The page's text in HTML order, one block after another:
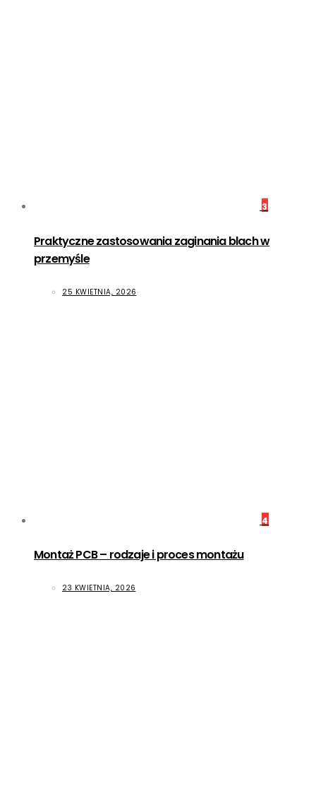
3
Praktyczne zastosowania zaginania blach w
przemyśle
25 KWIETNIA, 2026
4
Montaż PCB – rodzaje i proces montażu
23 KWIETNIA, 2026